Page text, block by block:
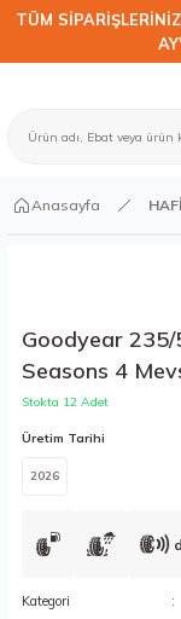
TÜM
Anasayfa
Goodyear
Seasons 4
Stokta 12 Adet
Üretim Tarihi
2026
Kategori